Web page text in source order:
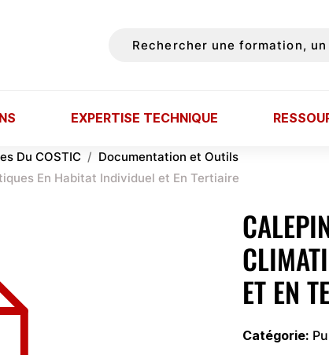
EXPERTISE TECHNIQUE
Du COSTIC
Documentation et Outils
En Habitat Individuel et En Tertiaire
ET EN
Catégorie